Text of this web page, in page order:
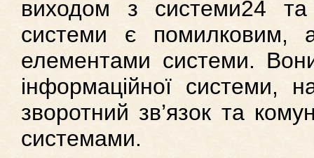
виходом з системи24
системи є помилковим,
елементами системи.
інформаційної системи,
зворотний зв’язок та
системами.